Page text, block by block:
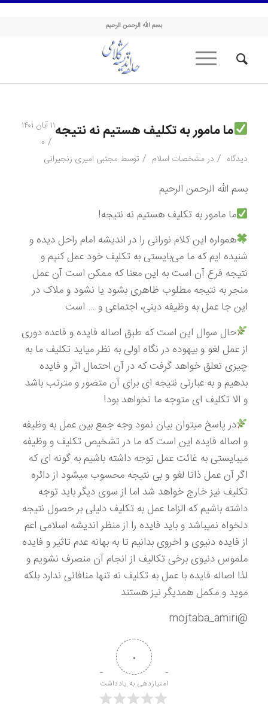
حلقه اندیشه کلامی
بسم الله الرحمن الرحیم
ما مامور به تکلیف هستیم نه نتیجه۱۱ آبان ۱۴۰۱
/ ۰
دیدگاه / در مشخصات اسلام / توسط مجتبی امیری زنجیرانی
بسم الله الرحمن الرحیم
ما مامور به تکلیف هستیم نه نتیجه!
همواره این کلام نورانی را در اندیشه امام راحل دیده و
شنیده ایم که ما می‌بایستی به تکلیف خود عمل کنیم و
نتیجه فرع آن است به این معنا که ممکن است آن عمل
منجر به نتیجه مطلوب ظاهری بشود یا نشود و ملاک در
این جا عمل به وظیفه دینی، اجتماعی و … است
حال سوال این است که طبق اصاله فایده و قاعده دوری
از عمل لغو و بیهوده در نگاه اولی به نظر میاید تکلیف ما به
چیزی تعلق خواهد گرفت که در آن احتمال اثر و فایده
بدهیم و به عبارتی نتیجه ای برای آن متصور و مترتب باشد
و الا تکلیف ای متوجه ما نخواهد بود!
در پاسخ میتوان بیان نمود وجه جمع بین عمل به وظیفه
و اصاله فایده این است که ما در تشخیص تکلیف و وظیفه
میبایستی به غائت عمل توجه داشته باشیم به گونه ای که
اگر آن عمل ذاتا لغو و بی نتیجه محسوب میشود از دائره
تکلیف نیز خارج خواهد شد اما از سوی دیگر باید توجه
داشته باشیم که الزاما عمل به تکلیف دلیلی بر حصول نتیجه
دلخواه نمیباشد و باید فایده را از منظر اندیشه اسلامی اعم
از فایده دنیوی و اخروی بدانیم تا به بهانه عدم تاثیر و فایده
ملموس دنیوی برخی تکالیف از انجام آن منصرف نشویم و
لذا اصاله فایده با عمل به تکلیف نه تنها منافاتی ندارد بلکه
موید و مکمل همدیگر نیز هستند
@mojtaba_amiri
۰
امتیازدهی به یادداشت